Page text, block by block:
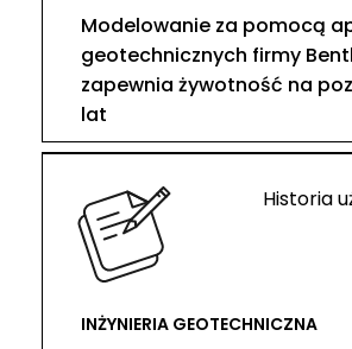
Modelowanie za pomocą
geotechnicznych firmy
zapewnia żywotność na
lat
Historia
INŻYNIERIA GEOTECHNICZNA